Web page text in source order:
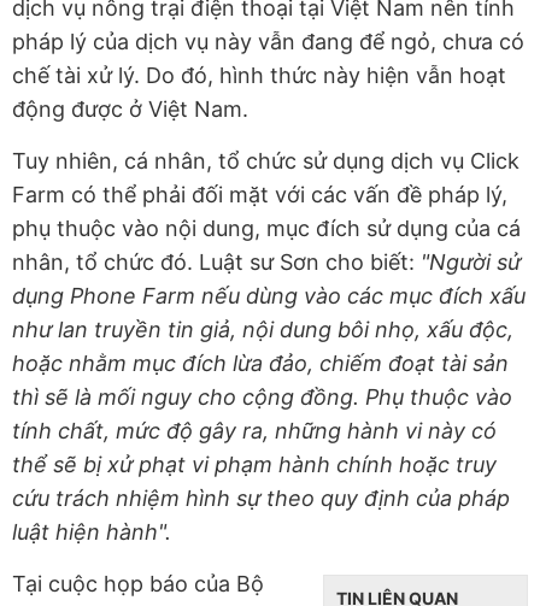
dịch vụ nông trại điện thoại tại Việt Nam nên tính
pháp lý của dịch vụ này vẫn đang để ngỏ, chưa có
chế tài xử lý. Do đó, hình thức này hiện vẫn hoạt
động được ở Việt Nam.
Tuy nhiên, cá nhân, tổ chức sử dụng dịch vụ Click
Farm có thể phải đối mặt với các vấn đề pháp lý,
phụ thuộc vào nội dung, mục đích sử dụng của cá
nhân, tổ chức đó. Luật sư Sơn cho biết: "Người sử
dụng Phone Farm nếu dùng vào các mục đích xấu
như lan truyền tin giả, nội dung bôi nhọ, xấu độc,
hoặc nhằm mục đích lừa đảo, chiếm đoạt tài sản
thì sẽ là mối nguy cho cộng đồng. Phụ thuộc vào
tính chất, mức độ gây ra, những hành vi này có
thể sẽ bị xử phạt vi phạm hành chính hoặc truy
cứu trách nhiệm hình sự theo quy định của pháp
luật hiện hành".
TIN LIÊN QUAN
Tại cuộc họp báo của Bộ